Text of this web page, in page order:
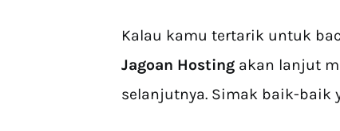
Kalau kamu tertarik untuk
Jagoan Hosting akan lanjut
selanjutnya. Simak baik-baik